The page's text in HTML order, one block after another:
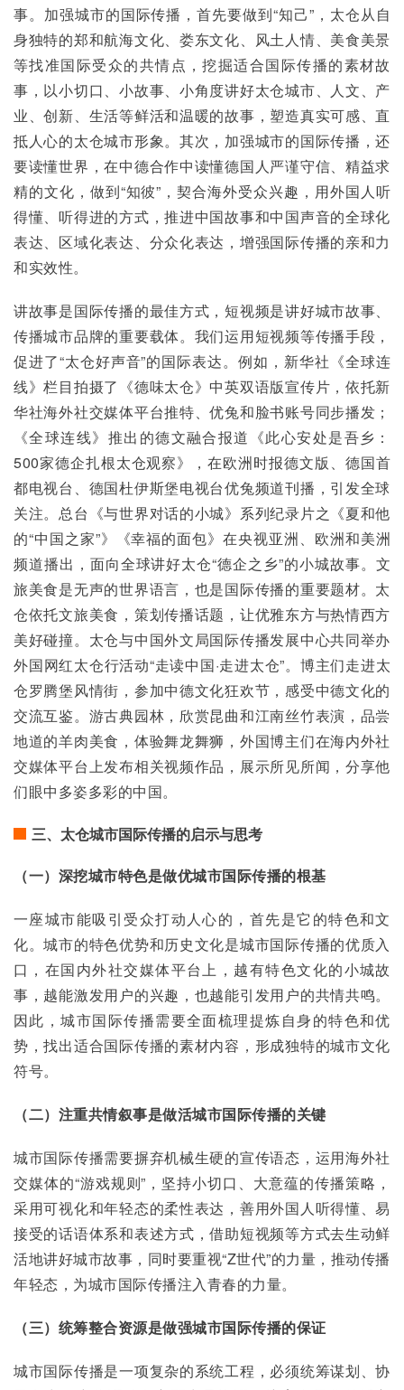
事。加强城市的国际传播，首先要做到“知己”，太仓从自
身独特的郑和航海文化、娄东文化、风土人情、美食美景
等找准国际受众的共情点，挖掘适合国际传播的素材故
事，以小切口、小故事、小角度讲好太仓城市、人文、产
业、创新、生活等鲜活和温暖的故事，塑造真实可感、直
抵人心的太仓城市形象。其次，加强城市的国际传播，还
要读懂世界，在中德合作中读懂德国人严谨守信、精益求
精的文化，做到“知彼”，契合海外受众兴趣，用外国人听
得懂、听得进的方式，推进中国故事和中国声音的全球化
表达、区域化表达、分众化表达，增强国际传播的亲和力
和实效性。
讲故事是国际传播的最佳方式，短视频是讲好城市故事、
传播城市品牌的重要载体。我们运用短视频等传播手段，
促进了“太仓好声音”的国际表达。例如，新华社《全球连
线》栏目拍摄了《德味太仓》中英双语版宣传片，依托新
华社海外社交媒体平台推特、优兔和脸书账号同步播发；
《全球连线》推出的德文融合报道《此心安处是吾乡：
500家德企扎根太仓观察》，在欧洲时报德文版、德国首
都电视台、德国杜伊斯堡电视台优兔频道刊播，引发全球
关注。总台《与世界对话的小城》系列纪录片之《夏和他
的“中国之家”》《幸福的面包》在央视亚洲、欧洲和美洲
频道播出，面向全球讲好太仓“德企之乡”的小城故事。文
旅美食是无声的世界语言，也是国际传播的重要题材。太
仓依托文旅美食，策划传播话题，让优雅东方与热情西方
美好碰撞。太仓与中国外文局国际传播发展中心共同举办
外国网红太仓行活动“走读中国·走进太仓”。博主们走进太
仓罗腾堡风情街，参加中德文化狂欢节，感受中德文化的
交流互鉴。游古典园林，欣赏昆曲和江南丝竹表演，品尝
地道的羊肉美食，体验舞龙舞狮，外国博主们在海内外社
交媒体平台上发布相关视频作品，展示所见所闻，分享他
们眼中多姿多彩的中国。
三、太仓城市国际传播的启示与思考
（一）深挖城市特色是做优城市国际传播的根基
一座城市能吸引受众打动人心的，首先是它的特色和文
化。城市的特色优势和历史文化是城市国际传播的优质入
口，在国内外社交媒体平台上，越有特色文化的小城故
事，越能激发用户的兴趣，也越能引发用户的共情共鸣。
因此，城市国际传播需要全面梳理提炼自身的特色和优
势，找出适合国际传播的素材内容，形成独特的城市文化
符号。
（二）注重共情叙事是做活城市国际传播的关键
城市国际传播需要摒弃机械生硬的宣传语态，运用海外社
交媒体的“游戏规则”，坚持小切口、大意蕴的传播策略，
采用可视化和年轻态的柔性表达，善用外国人听得懂、易
接受的话语体系和表述方式，借助短视频等方式去生动鲜
活地讲好城市故事，同时要重视“Z世代”的力量，推动传播
年轻态，为城市国际传播注入青春的力量。
（三）统筹整合资源是做强城市国际传播的保证
城市国际传播是一项复杂的系统工程，必须统筹谋划、协